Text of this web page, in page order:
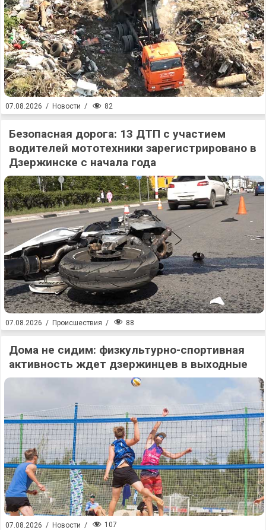
07.08.2026 / Новости / 82
Безопасная дорога: 13 ДТП с участием
водителей мототехники зарегистрировано в
Дзержинске с начала года
07.08.2026 / Происшествия / 88
Дома не сидим: физкультурно-спортивная
активность ждет дзержинцев в выходные
07.08.2026 / Новости / 107